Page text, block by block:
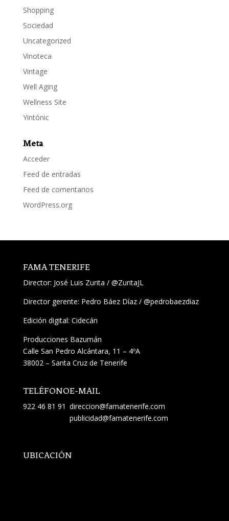
Shopping
Sociedad
Uncategorized
Vinoteca
Vintage
Well Aging
Wellness Site
Yintónic
Meta
Acceder
Feed de entradas
Feed de comentarios
WordPress.org
FAMA TENERIFE
Director: José Luis Zurita / @ZuritaJL
Director gerente: Pedro Báez Díaz / @pedrobaezdiaz
Edición digital: Cidecán
Producciones Bazumán
Calle San Pedro Alcántara, 11 – 4ºA
38002 – Santa Cruz de Tenerife
TELÉFONO
922 46 81 91
E-MAIL
direccion@famatenerife.com
publicidad@famatenerife.com
UBICACIÓN